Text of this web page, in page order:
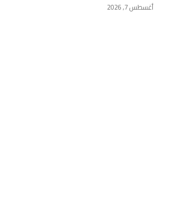
أغسطس 7, 2026